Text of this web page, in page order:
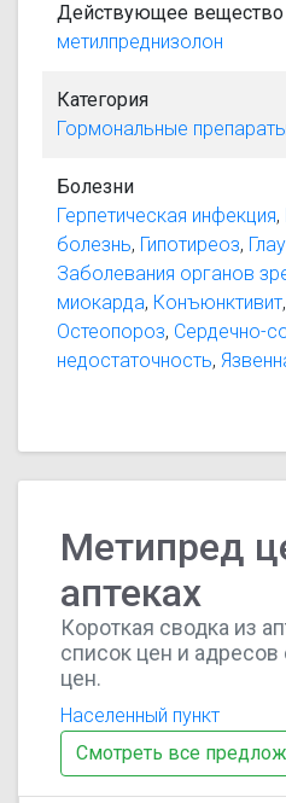
дерматит, тяжелая
эксфолиативный
аллергические
хронические
саркоидоз, синдром
другой терапии),
диссеминированный
(одновременно с
противотуберкулезной
идиопатическая
взрослых, вторичная
Действующее вещество
метилпреднизолон
Категория
Гормональные препараты
Болезни
Герпетическая инфекция,
болезнь, Гипотиреоз,
Заболевания органов
миокарда, Конъюнктивит,
Остеопороз, Сердечно-
недостаточность,
Метипред
аптеках
Короткая сводка из
список цен и адресов
цен.
Населенный пункт
Смотреть все